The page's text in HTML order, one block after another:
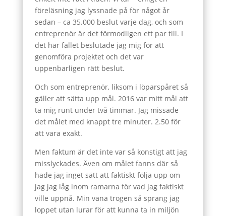
föreläsning jag lyssnade på för något år
sedan – ca 35.000 beslut varje dag, och som
entreprenör är det förmodligen ett par till. I
det här fallet beslutade jag mig för att
genomföra projektet och det var
uppenbarligen rätt beslut.
Och som entreprenör, liksom i löparspåret så
gäller att sätta upp mål. 2016 var mitt mål att
ta mig runt under två timmar. Jag missade
det målet med knappt tre minuter. 2.50 för
att vara exakt.
Men faktum är det inte var så konstigt att jag
misslyckades. Även om målet fanns där så
hade jag inget sätt att faktiskt följa upp om
jag jag låg inom ramarna för vad jag faktiskt
ville uppnå. Min vana trogen så sprang jag
loppet utan lurar för att kunna ta in miljön